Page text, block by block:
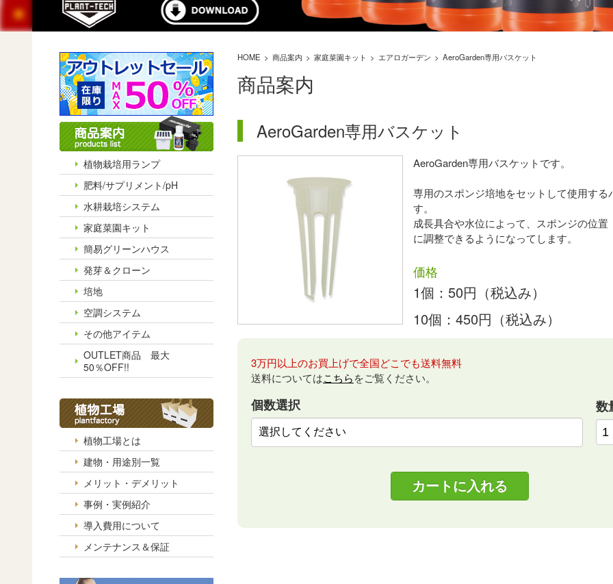
植物栽培用ランプ
肥料/サプリメント/pH
水耕栽培システム
家庭菜園キット
簡易グリーンハウス
発芽＆クローン
培地
空調システム
その他アイテム
OUTLET商品 最大
50％OFF!!
植物工場とは
建物・用途別一覧
メリット・デメリット
事例・実例紹介
導入費用について
メンテナンス＆保証
HOME 商品案内 家庭菜園キット エアロガーデン AeroGarden専用バスケット
商品案内
AeroGarden専用バスケット
AeroGarden専用バスケットです。
専用のスポンジ培地をセットして使用する
す。
成長具合や水位によって、スポンジの位置
に調整できるようになってします。
価格
1個：50円（税込み）
10個：450円（税込み）
3万円以上のお買上げで全国どこでも送料無料
送料についてはこちらをご覧ください。
個数選択 数